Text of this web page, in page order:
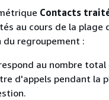
Contacts
au cours de la plage
regroupement :
au nombre
d'appels pendant la